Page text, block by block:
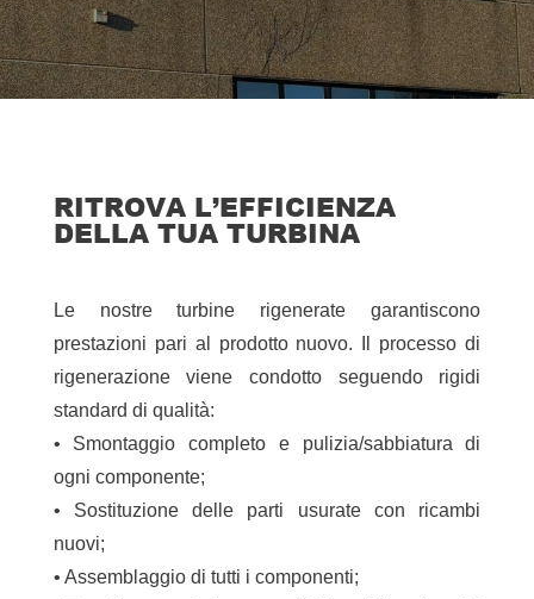
RITROVA L’EFFICIENZA
DELLA TUA TURBINA
Le nostre turbine rigenerate garantiscono
prestazioni pari al prodotto nuovo. Il processo di
rigenerazione viene condotto seguendo rigidi
standard di qualità:
• Smontaggio completo e pulizia/sabbiatura di
ogni componente;
• Sostituzione delle parti usurate con ricambi
nuovi;
• Assemblaggio di tutti i componenti;